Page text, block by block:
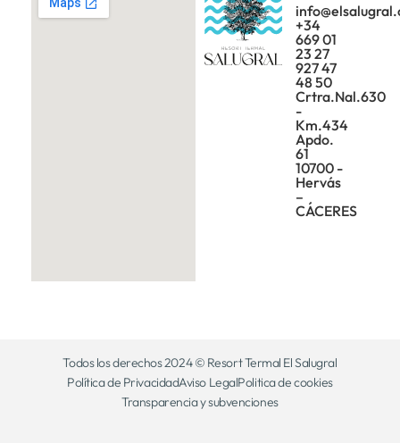
+34
669 01
23 27
927 47
48 50
Crtra.Nal.630
-
Km.434
Apdo.
61
10700 -
Hervás
–
CÁCERES
Todos los derechos 2024 © Resort Termal El Salugral
Política de PrivacidadAviso LegalPolitica de cookies
Transparencia y subvenciones